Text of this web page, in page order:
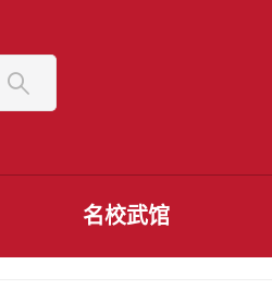
名校武馆